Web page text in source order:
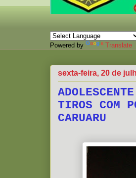
Powered by Translate
sexta-feira, 20 de
TIROS COM
CARUARU